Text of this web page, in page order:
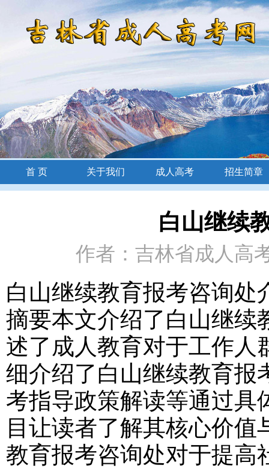
首 页 关于我们 成人高考
招生简章
招生简章
白山继续
作者：吉林省成人高
白山继续教育报考咨询处
摘要本文介绍了白山继续
述了成人教育对于工作人
细介绍了白山继续教育报
考指导政策解读等通过具
目让读者了解其核心价
教育报考咨询处对于提高